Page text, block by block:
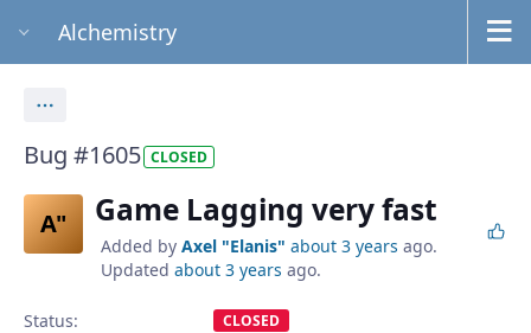
Alchemistry
Bug #1605 CLOSED
A" Game Lagging very fast
Added by Axel "Elanis" about 3 years ago.
Updated about 3 years ago.
Status: CLOSED